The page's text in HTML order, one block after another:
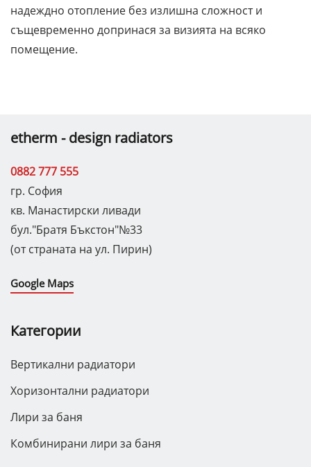
надеждно отопление без излишна сложност и
същевременно допринася за визията на всяко
помещение.
etherm - design radiators
0882 777 555
гр. София
кв. Манастирски ливади
бул."Братя Бъкстон"№33
(от страната на ул. Пирин)
Google Maps
Категории
Вертикални радиатори
Хоризонтални радиатори
Лири за баня
Комбинирани лири за баня